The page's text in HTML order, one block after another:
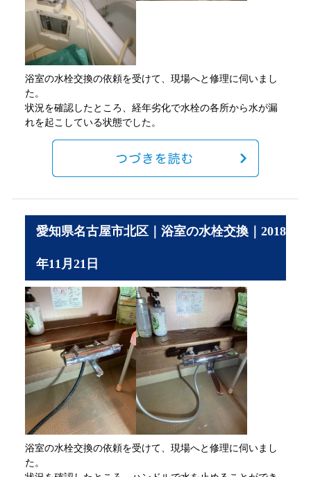
浴室の水栓交換の依頼を受けて、現場へと修理に伺いまし
た。
状況を確認したところ、経年劣化で水栓の各所から水が漏
れを起こしている状態でした。
愛知県名古屋市北区｜浴室の水栓交換｜2018
年11月21日
浴室の水栓交換の依頼を受けて、現場へと修理に伺いまし
た。